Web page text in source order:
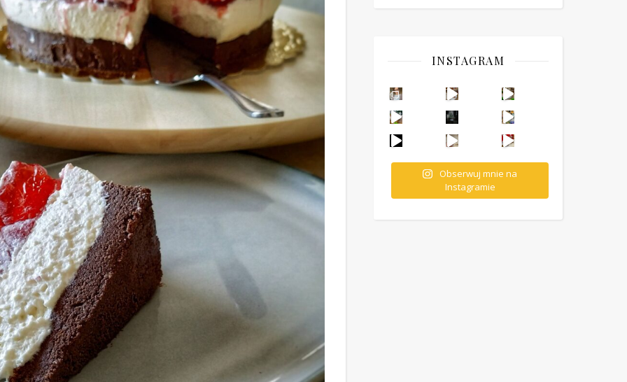
INSTAGRAM
Ten deser to prawdziwy HIT PRL-u! Wafle przełożo
Obserwuj mnie na
Instagramie